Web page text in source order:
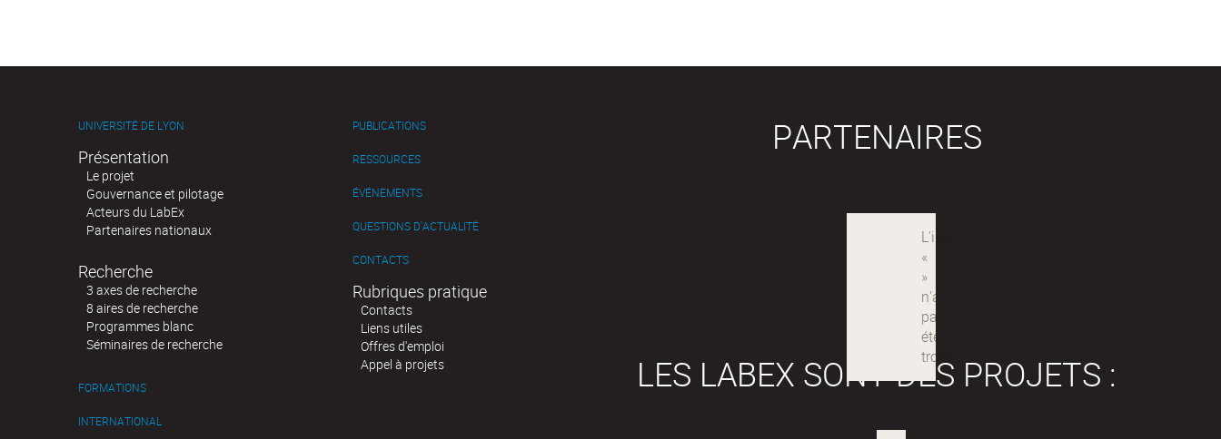
UNIVERSITÉ DE LYON
Présentation
Le projet
Gouvernance et pilotage
Acteurs du LabEx
Partenaires nationaux
Recherche
3 axes de recherche
8 aires de recherche
Programmes blanc
Séminaires de recherche
FORMATIONS
INTERNATIONAL
PUBLICATIONS
RESSOURCES
ÉVÉNEMENTS
QUESTIONS D'ACTUALITÉ
CONTACTS
Rubriques pratique
Contacts
Liens utiles
Offres d'emploi
Appel à projets
PARTENAIRES
LES LABEX SONT DES PROJETS :